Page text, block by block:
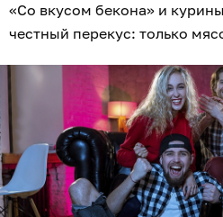
«Со вкусом бекона» и
честный перекус: только